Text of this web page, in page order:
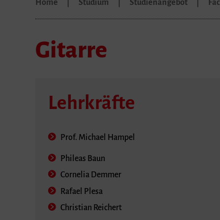
Home Studium Studienangebot
Gitarre
Lehrkräfte
Prof. Michael Hampel
Phileas Baun
Cornelia Demmer
Rafael Plesa
Christian Reichert